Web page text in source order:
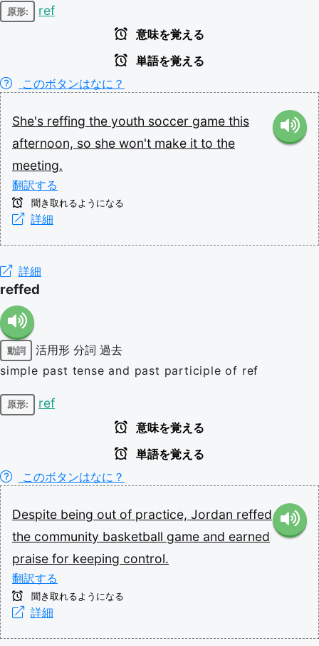
原形: ref
意味を覚える
単語を覚える
このボタンはなに？
She's reffing the youth soccer game this
afternoon, so she won't make it to the
meeting.
翻訳する
聞き取れるようになる
詳細
詳細
reffed
動詞 活用形 分詞 過去
simple past tense and past participle of ref
原形: ref
意味を覚える
単語を覚える
このボタンはなに？
Despite being out of practice, Jordan reffed
the community basketball game and earned
praise for keeping control.
翻訳する
聞き取れるようになる
詳細